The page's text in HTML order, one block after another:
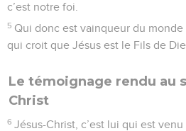
c’est notre foi.
5 Qui donc est vainqueur du monde
qui croit que Jésus est le Fils de
Le témoignage rendu au
Christ
6 Jésus-Christ, c’est lui qui est